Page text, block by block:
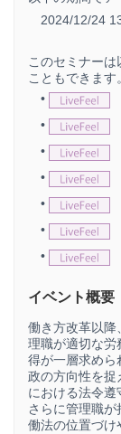
2024/12/24
このセミナー
こともできます
•
•
•
•
•
•
•
イベント概要
働き方改革以降
理職が適切な労
得が一層求め
政の方向性を捉
における法令遵
さらに管理職
働法の位置づけ